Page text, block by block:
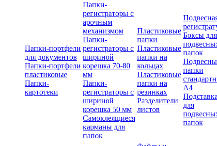
Папки-портфели
для документов
Папки-портфели
пластиковые
Папки-
картотеки
Папки-
регистраторы с
арочным
механизмом
Папки-
регистраторы с
шириной
корешка 70-80
мм
Папки-
регистраторы с
шириной
корешка 50 мм
Самоклеящиеся
карманы для
папок
Пластиковые
папки
Пластиковые
папки на
кольцах
Пластиковые
папки на
резинках
Разделители
листов
Боксы для
папок
папки
А4
для
папок